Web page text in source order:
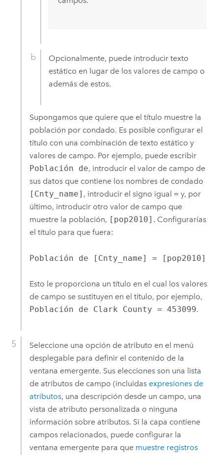
Opcionalmente, puede introducir texto
estático en lugar de los valores de campo o
además de estos.
Supongamos que quiere que el título muestre la
población por condado. Es posible configurar el
título con una combinación de texto estático y
valores de campo. Por ejemplo, puede escribir
Población de, introducir el valor de campo de
sus datos que contiene los nombres de condado
[Cnty_name] , introducir el signo igual = y, por
último, introducir otro valor de campo que
muestre la población, [pop2010] . Configurarías
el título para que fuera:
Población de [Cnty_name] = [pop2010]
Esto le proporciona un título en el cual los valores
de campo se sustituyen en el título, por ejemplo,
Población de Clark County = 453099.
Seleccione una opción de atributo en el menú
desplegable para definir el contenido de la
ventana emergente. Sus elecciones son una lista
de atributos de campo (incluidas expresiones de
atributos, una descripción desde un campo, una
vista de atributo personalizada o ninguna
información sobre atributos. Si la capa contiene
campos relacionados, puede configurar la
ventana emergente para que muestre registros